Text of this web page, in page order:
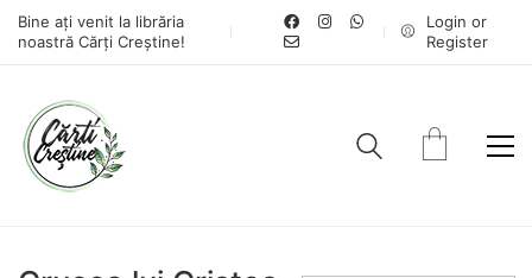
Bine ați venit la librăria
noastră Cărți Creștine!
Login or
Register